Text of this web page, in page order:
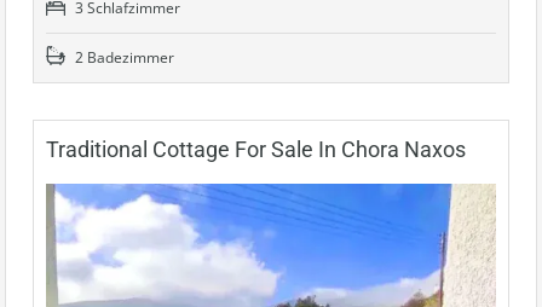
3 Schlafzimmer
2 Badezimmer
Traditional Cottage For Sale In Chora Naxos